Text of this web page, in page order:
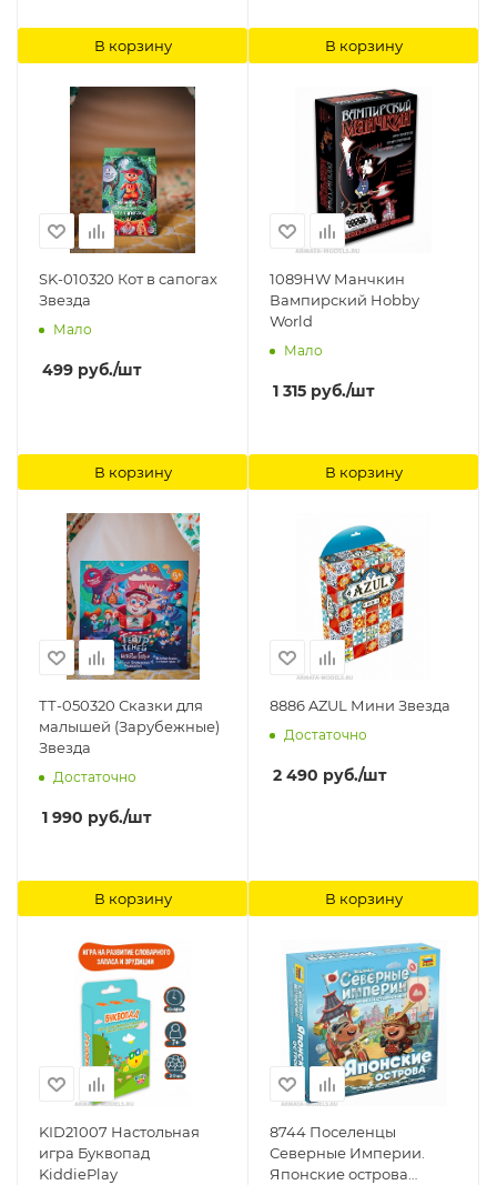
В корзину В корзину
SK-010320 Кот в сапогах
Звезда
Мало
499 руб./шт
В корзину
1089HW Манчкин
Вампирский Hobby
World
Мало
1 315 руб./шт
В корзину
ТТ-050320 Сказки для
малышей (Зарубежные)
Звезда
Достаточно
1 990 руб./шт
В корзину
8886 AZUL Мини Звезда
Достаточно
2 490 руб./шт
В корзину
KID21007 Настольная
игра Буквопад
KiddiePlay
8744 Поселенцы
Северные Империи.
Японские острова